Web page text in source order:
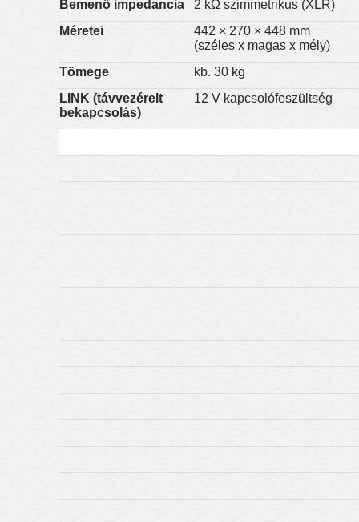
Bemenő impedancia
2 kΩ szimmetrikus (XLR)
Méretei
442 × 270 × 448 mm
(széles x magas x mély)
Tömege
kb. 30 kg
LINK (távvezérelt
bekapcsolás)
12 V kapcsolófeszültség